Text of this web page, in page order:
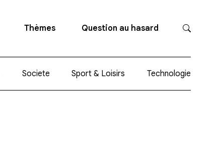
Thèmes Question au hasard
Societe Sport & Loisirs Technologie